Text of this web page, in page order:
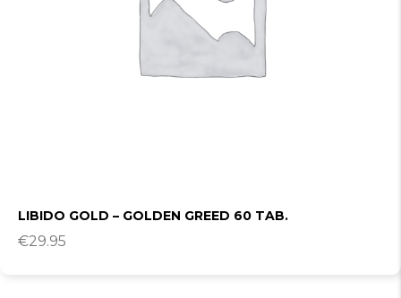
LIBIDO GOLD – GOLDEN GREED 60 TAB.
€29.95